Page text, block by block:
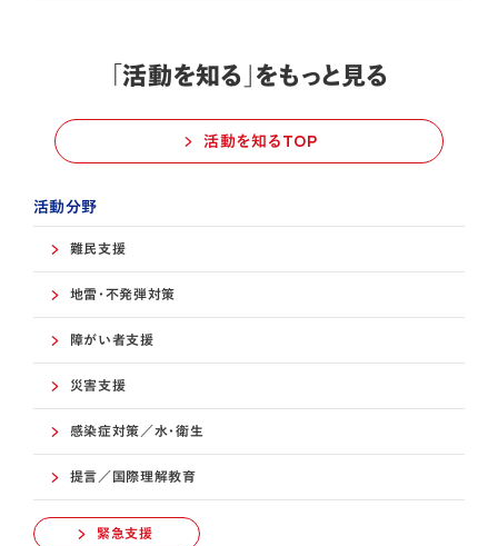
「活動を知る」をもっと見る
活動を知るTOP
活動分野
難民支援
地雷・不発弾対策
障がい者支援
災害支援
感染症対策／水・衛生
提言／国際理解教育
緊急支援